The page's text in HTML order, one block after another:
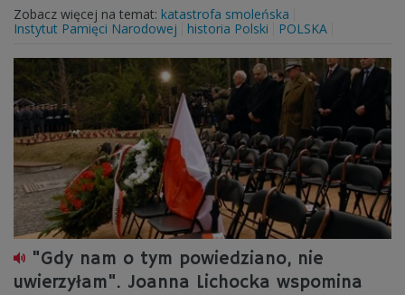
Zobacz więcej na temat: katastrofa smoleńska
Instytut Pamięci Narodowej
historia Polski POLSKA
"Gdy nam o tym powiedziano, nie
uwierzyłam". Joanna Lichocka wspomina